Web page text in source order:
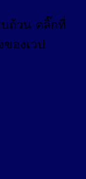
ถ้วน คลิ๊กที่
องเวป